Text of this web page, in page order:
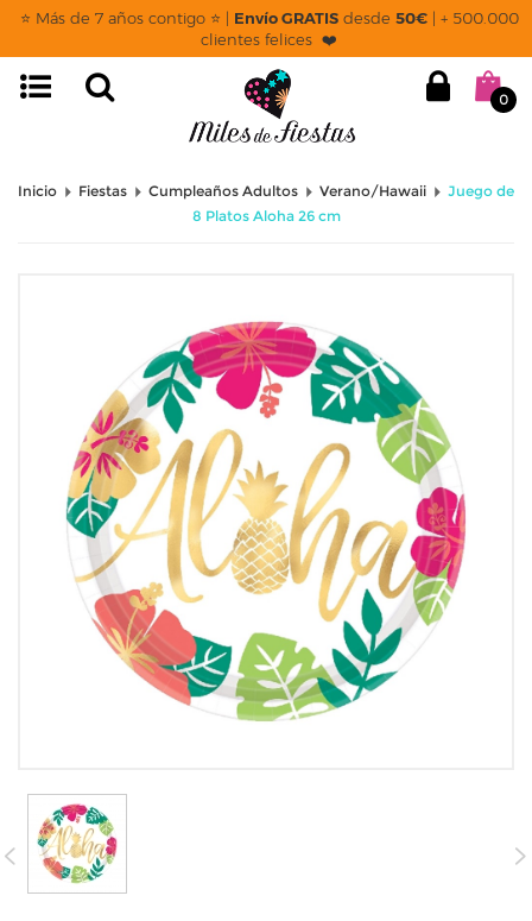
⭐ Más de 7 años contigo ⭐ | Envío GRATISdesde 50€| + 500.000
clientes felices ❤️
0
Inicio Fiestas Cumpleaños Adultos Verano/Hawaii
Juego de
8 Platos Aloha 26 cm